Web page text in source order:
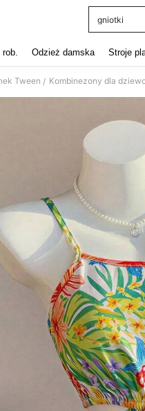
gniotki
Odzież damska Stroje
Tween / Kombinezony dla